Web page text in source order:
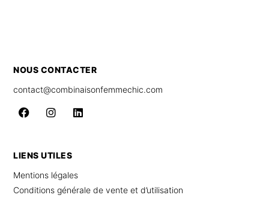
NOUS CONTACTER
contact@combinaisonfemmechic.com
LIENS UTILES
Mentions légales
Conditions générale de vente et d’utilisation